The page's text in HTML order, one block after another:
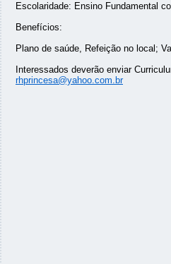
Escolaridade: Ensino Fundamental
Benefícios:
Plano de saúde, Refeição no local;
Interessados deverão enviar
rhprincesa@yahoo.com.br